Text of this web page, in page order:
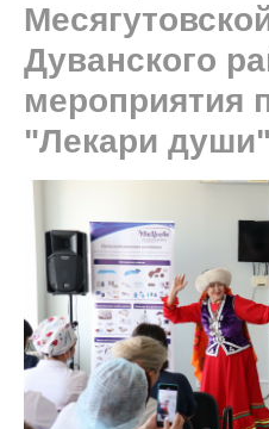
Дуванского
мероприятия
"Лекари души"